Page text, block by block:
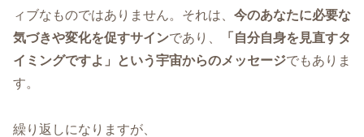
ィブなものではありません。それは、 今のあなたに必要な
気づきや変化を促すサインであり、
「自分自身を見直すタ
イミングですよ」という宇宙からのメッセージでもありま
す。
繰り返しになりますが、